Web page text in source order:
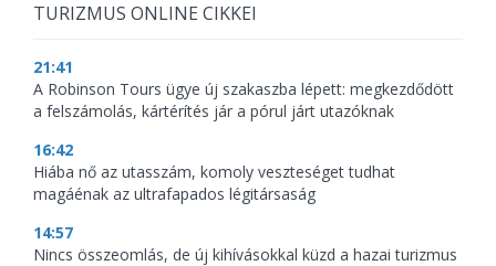
TURIZMUS ONLINE CIKKEI
21:41
A Robinson Tours ügye új szakaszba lépett: megkezdődött
a felszámolás, kártérítés jár a pórul járt utazóknak
16:42
Hiába nő az utasszám, komoly veszteséget tudhat
magáénak az ultrafapados légitársaság
14:57
Nincs összeomlás, de új kihívásokkal küzd a hazai turizmus